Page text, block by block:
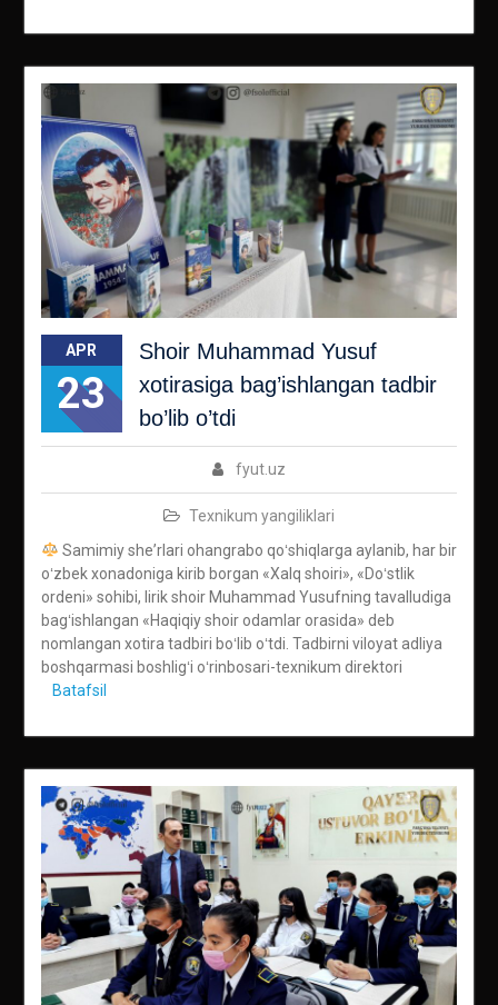
APR
23
Shoir Muhammad Yusuf
xotirasiga bag’ishlangan tadbir
bo’lib o’tdi
fyut.uz
Texnikum yangiliklari
Samimiy sheʼrlari ohangrabo qoʻshiqlarga aylanib, har bir
oʻzbek xonadoniga kirib borgan «Xalq shoiri», «Doʻstlik
ordeni» sohibi, lirik shoir Muhammad Yusufning tavalludiga
bagʻishlangan «Haqiqiy shoir odamlar orasida» deb
nomlangan xotira tadbiri boʻlib oʻtdi. Tadbirni viloyat adliya
boshqarmasi boshligʻi oʻrinbosari-texnikum direktori
Batafsil